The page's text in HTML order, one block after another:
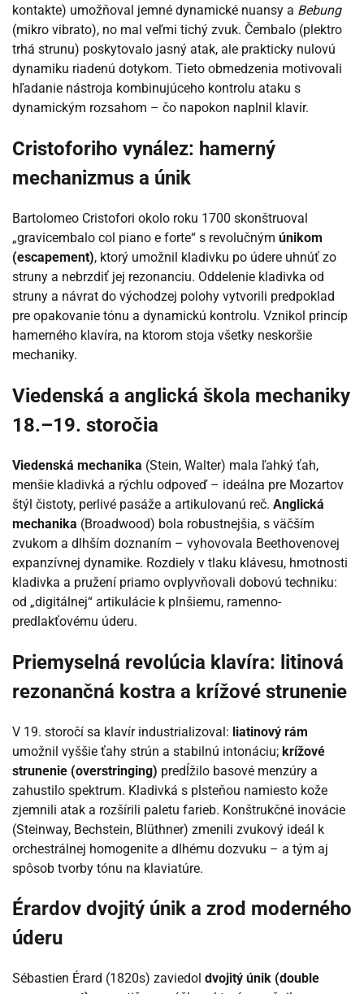
kontakte) umožňoval jemné dynamické nuansy a Bebung
(mikro vibrato), no mal veľmi tichý zvuk. Čembalo (plektro
trhá strunu) poskytovalo jasný atak, ale prakticky nulovú
dynamiku riadenú dotykom. Tieto obmedzenia motivovali
hľadanie nástroja kombinujúceho kontrolu ataku s
dynamickým rozsahom – čo napokon naplnil klavír.
Cristoforiho vynález: hamerný
mechanizmus a únik
Bartolomeo Cristofori okolo roku 1700 skonštruoval
„gravicembalo col piano e forte“ s revolučným únikom
(escapement), ktorý umožnil kladivku po údere uhnúť zo
struny a nebrzdiť jej rezonanciu. Oddelenie kladivka od
struny a návrat do východzej polohy vytvorili predpoklad
pre opakovanie tónu a dynamickú kontrolu. Vznikol princíp
hamerného klavíra, na ktorom stoja všetky neskoršie
mechaniky.
Viedenská a anglická škola mechaniky
18.–19. storočia
Viedenská mechanika (Stein, Walter) mala ľahký ťah,
menšie kladivká a rýchlu odpoveď – ideálna pre Mozartov
štýl čistoty, perlivé pasáže a artikulovanú reč. Anglická
mechanika (Broadwood) bola robustnejšia, s väčším
zvukom a dlhším doznaním – vyhovovala Beethovenovej
expanzívnej dynamike. Rozdiely v tlaku klávesu, hmotnosti
kladivka a pružení priamo ovplyvňovali dobovú techniku:
od „digitálnej“ artikulácie k plnšiemu, ramenno-
predlakťovému úderu.
Priemyselná revolúcia klavíra: litinová
rezonančná kostra a krížové strunenie
V 19. storočí sa klavír industrializoval: liatinový rám
umožnil vyššie ťahy strún a stabilnú intonáciu; krížové
strunenie (overstringing) predĺžilo basové menzúry a
zahustilo spektrum. Kladivká s plsteňou namiesto kože
zjemnili atak a rozšírili paletu farieb. Konštrukčné inovácie
(Steinway, Bechstein, Blüthner) zmenili zvukový ideál k
orchestrálnej homogenite a dlhému dozvuku – a tým aj
spôsob tvorby tónu na klaviatúre.
Érardov dvojitý únik a zrod moderného
úderu
Sébastien Érard (1820s) zaviedol dvojitý únik (double